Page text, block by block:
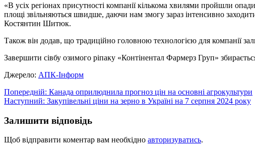
«В усіх регіонах присутності компанії кількома хвилями пройшли
площі звільняються швидше, даючи нам змогу зараз інтенсивно
Костянтин Шитюк.
Також він додав, що традиційно головною технологією для компанії
Завершити сівбу озимого ріпаку «Контінентал Фармерз Груп»
Джерело: АПК-Інформ
Навігація
записів
Попередній: Канада оприлюднила прогноз цін на основні агрокультури
Наступний: Закупівельні ціни на зерно в Україні на 7 серпня 2024 року
Залишити відповідь
Щоб відправити коментар вам необхідно авторизуватись.